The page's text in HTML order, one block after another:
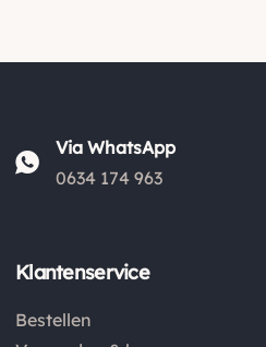
Via WhatsApp
0634 174 963
Klantenservice
Bestellen